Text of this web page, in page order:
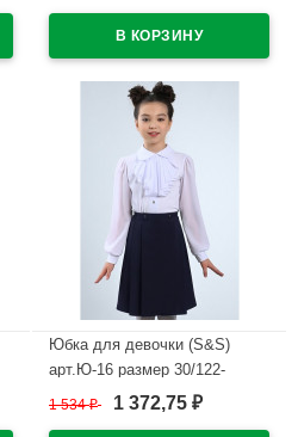
Юбка для девочки (S&S)
арт.Ю-16 размер 30/122-
38/146 цвет темно-синий
1 534₽ 1 372,75 ₽